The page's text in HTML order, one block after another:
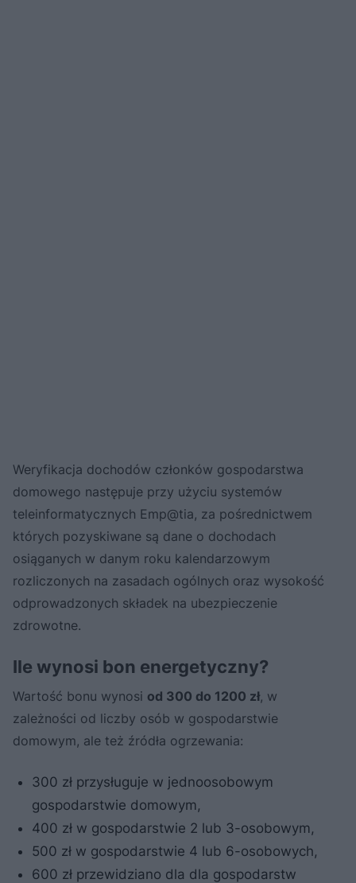
Weryfikacja dochodów członków gospodarstwa
domowego następuje przy użyciu systemów
teleinformatycznych Emp@tia, za pośrednictwem
których pozyskiwane są dane o dochodach
osiąganych w danym roku kalendarzowym
rozliczonych na zasadach ogólnych oraz wysokość
odprowadzonych składek na ubezpieczenie
zdrowotne.
Ile wynosi bon energetyczny?
Wartość bonu wynosi od 300 do 1200 zł, w
zależności od liczby osób w gospodarstwie
domowym, ale też źródła ogrzewania:
300 zł przysługuje w jednoosobowym
gospodarstwie domowym,
400 zł w gospodarstwie 2 lub 3-osobowym,
500 zł w gospodarstwie 4 lub 6-osobowych,
600 zł przewidziano dla dla gospodarstw